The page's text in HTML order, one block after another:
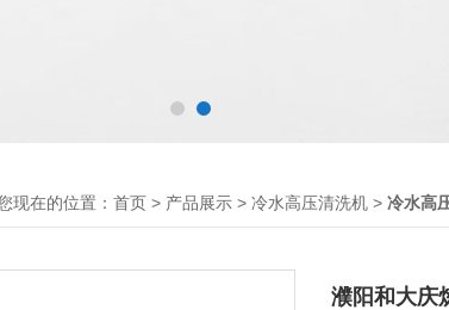
现在的位置： 首页 > 产品展示 > 冷水高压清洗机 > 冷水高
濮阳和大庆